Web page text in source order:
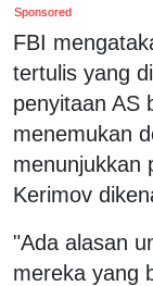
Sponsored
FBI
tertulis yang
penyitaan AS
menemukan
menunjukkan
Kerimov
"Ada alasan
mereka yang